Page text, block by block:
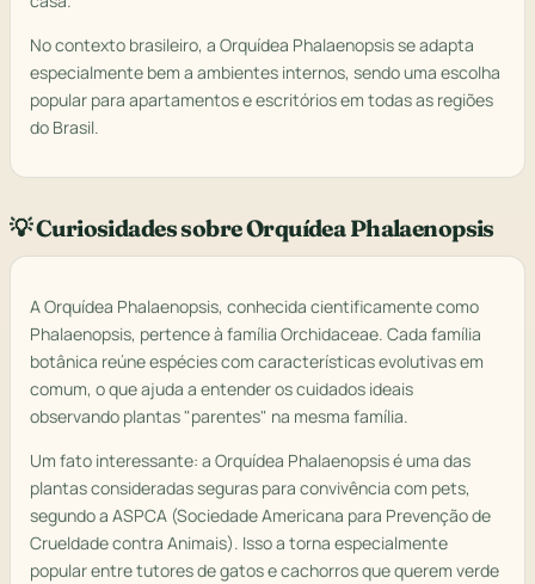
No contexto brasileiro, a Orquídea Phalaenopsis se adapta
especialmente bem a ambientes internos, sendo uma escolha
popular para apartamentos e escritórios em todas as regiões
do Brasil.
💡 Curiosidades sobre Orquídea Phalaenopsis
A Orquídea Phalaenopsis, conhecida cientificamente como
Phalaenopsis, pertence à família Orchidaceae. Cada família
botânica reúne espécies com características evolutivas em
comum, o que ajuda a entender os cuidados ideais
observando plantas "parentes" na mesma família.
Um fato interessante: a Orquídea Phalaenopsis é uma das
plantas consideradas seguras para convivência com pets,
segundo a ASPCA (Sociedade Americana para Prevenção de
Crueldade contra Animais). Isso a torna especialmente
popular entre tutores de gatos e cachorros que querem verde